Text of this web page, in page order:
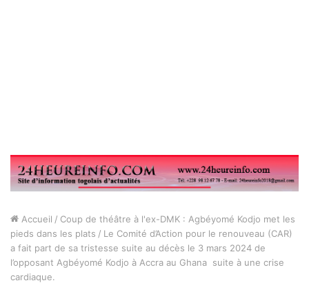
Accueil / Coup de théâtre à l'ex-DMK : Agbéyomé Kodjo met les
pieds dans les plats / Le Comité d’Action pour le renouveau (CAR)
a fait part de sa tristesse suite au décès le 3 mars 2024 de
l’opposant Agbéyomé Kodjo à Accra au Ghana suite à une crise
cardiaque.